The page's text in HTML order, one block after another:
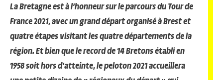
La Bretagne est à l’honneur sur le parcours du Tour de
France 2021, avec un grand départ organisé à Brest et
quatre étapes visitant les quatre départements de la
région. Et bien que le record de 14 Bretons établi en
1958 soit hors d’atteinte, le peloton 2021 accueillera